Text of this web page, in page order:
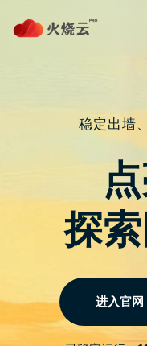
to 2023最新
偏光镜
推荐，
你可能听过偏光
蓝，但是自己怎
使用。其实不是任
喔！这篇文章将
导